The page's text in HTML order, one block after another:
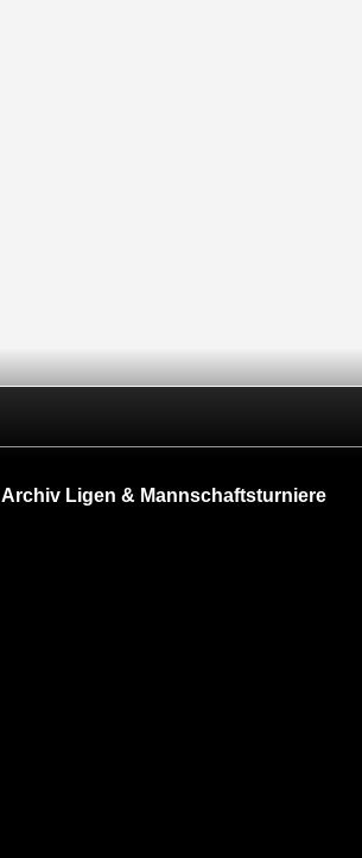
Archiv Ligen & Mannschaftsturniere